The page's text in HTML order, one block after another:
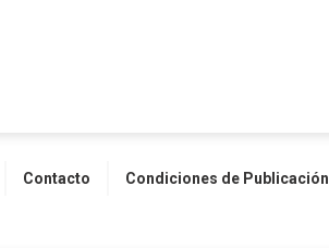
Contacto Condiciones de Publicación